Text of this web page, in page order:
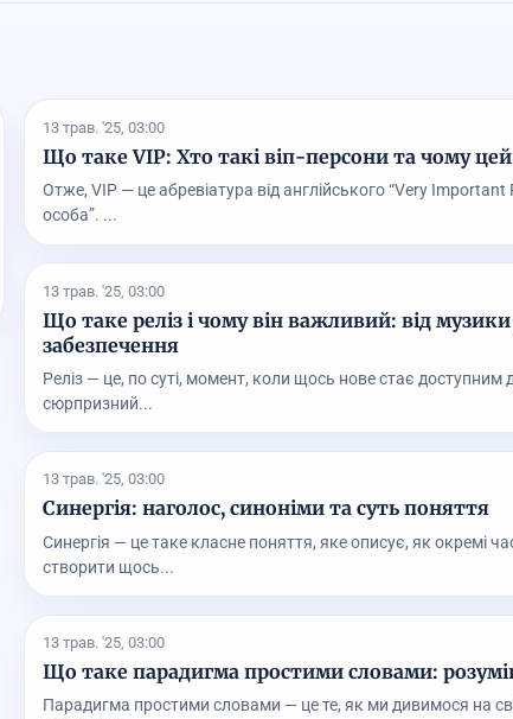
13 трав. '25, 03:00
Що таке VIP: Хто такі віп-персони та чому
Отже, VIP — це абревіатура від англійського “Very
особа”. ...
13 трав. '25, 03:00
Що таке реліз і чому він важливий: від
забезпечення
Реліз — це, по суті, момент, коли щось нове стає доступним
сюрпризний...
13 трав. '25, 03:00
Синергія: наголос, синоніми та суть поняття
Синергія — це таке класне поняття, яке описує, як окремі
створити щось...
13 трав. '25, 03:00
Що таке парадигма простими словами:
Парадигма простими словами — це те, як ми дивимося на